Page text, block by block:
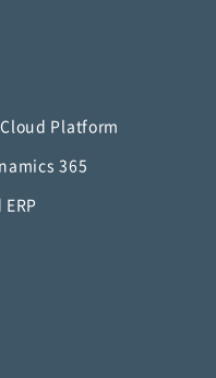
Platform
365